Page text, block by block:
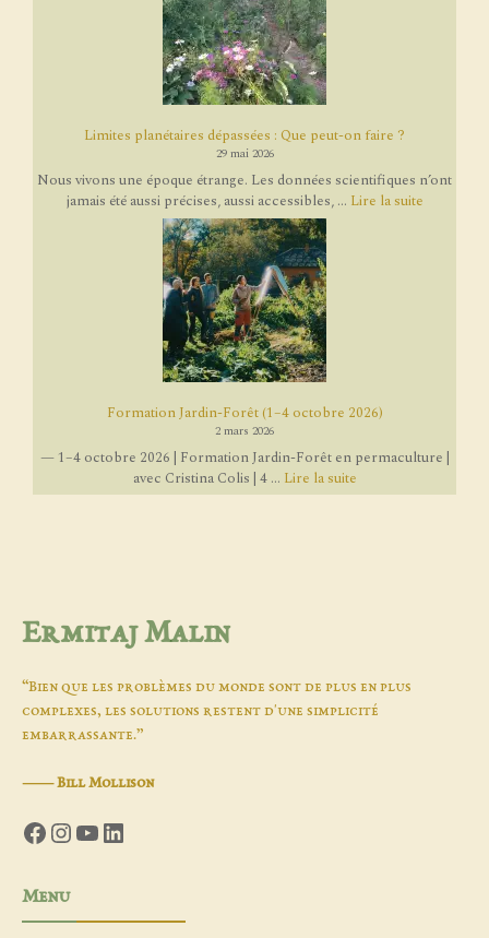
Limites planétaires dépassées : Que peut-on faire ?
29 mai 2026
Nous vivons une époque étrange. Les données scientifiques n’ont
jamais été aussi précises, aussi accessibles, ... Lire la suite
Formation Jardin-Forêt (1–4 octobre 2026)
2 mars 2026
— 1–4 octobre 2026 | Formation Jardin-Forêt en permaculture |
avec Cristina Colis | 4 ... Lire la suite
Ermitaj Malin
“Bien que les problèmes du monde sont de plus en plus
complexes, les solutions restent d'une simplicité
embarrassante.”
―Bill Mollison
Facebook
Instagram
YouTube
LinkedIn
Menu